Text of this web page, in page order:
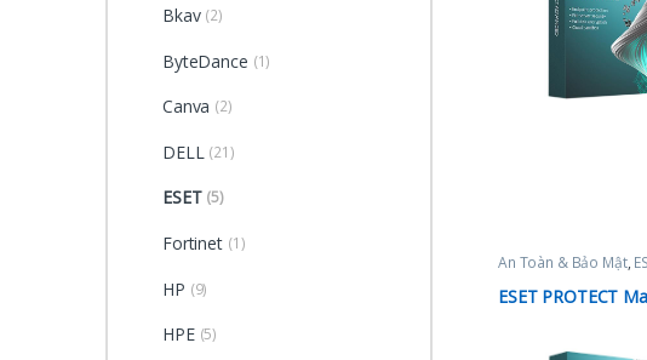
An Toàn & Bảo Mật,
ESET PROTECT
Bkav (2)
ByteDance (1)
Canva (2)
DELL (21)
ESET (5)
Fortinet (1)
HP (9)
HPE (5)